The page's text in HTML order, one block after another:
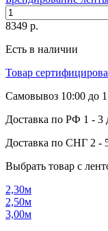
8349 р.
Есть в наличии
Товар
Самовывоз 10:00 до
Доставка по РФ 1 - 3
Доставка по СНГ 2 -
Выбрать товар с
2,30м
2,50м
3,00м